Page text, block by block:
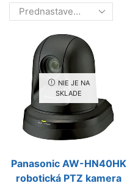
NIE JE NA
SKLADE
Panasonic AW-HN40HK
robotická PTZ kamera